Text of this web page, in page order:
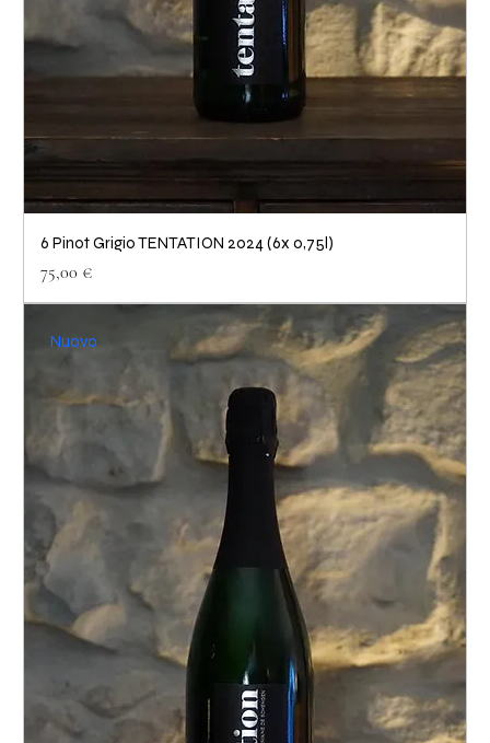
6 Pinot Grigio TENTATION 2024 (6x 0,75l)
Prezzo
75,00 €
Nuovo